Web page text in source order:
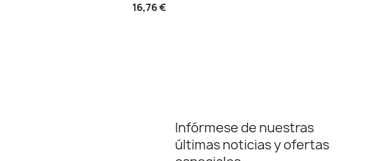
16,76 €
Infórmese de nuestras
últimas noticias y ofertas